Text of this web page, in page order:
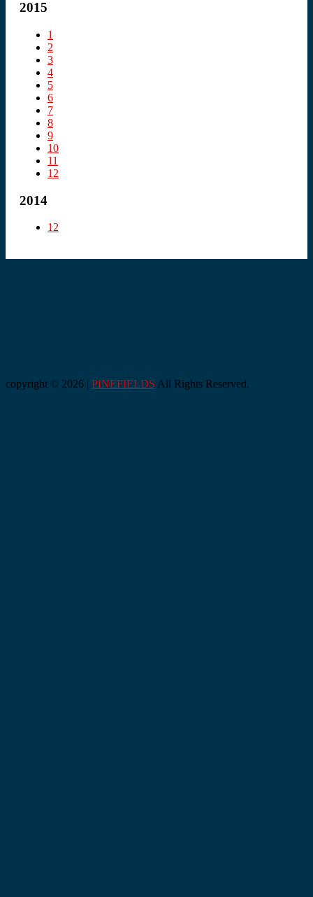
2015
1
2
3
4
5
6
7
8
9
10
11
12
2014
12
copyright © 2026 | PINEFIELDS All Rights Reserved.